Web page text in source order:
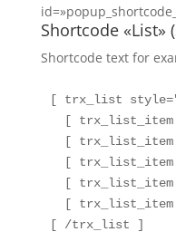
Shortcode «List»
Shortcode text for
[ trx_list
[
[
[
[
[
[ /trx_list ]